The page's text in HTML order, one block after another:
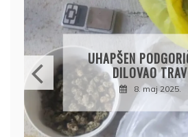
UHAPŠEN
DILOVAO
8. maj 2025.